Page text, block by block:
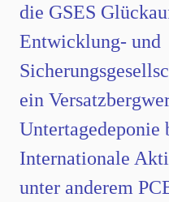
die GSES
Entwicklung- und
ein
Untertagedeponie
Internationale
unter anderem